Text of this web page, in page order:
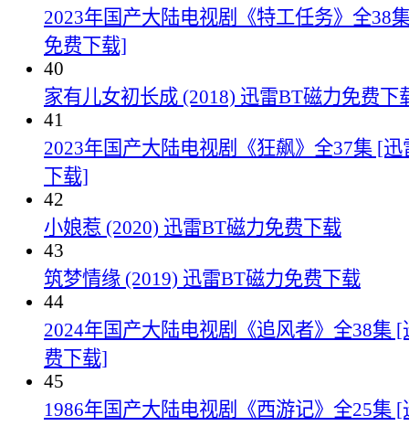
2023年国产大陆电视剧《特工任务》全38
免费下载]
40
家有儿女初长成 (2018) 迅雷BT磁力免费下
41
2023年国产大陆电视剧《狂飙》全37集 [
下载]
42
小娘惹 (2020) 迅雷BT磁力免费下载
43
筑梦情缘 (2019) 迅雷BT磁力免费下载
44
2024年国产大陆电视剧《追风者》全38集
费下载]
45
1986年国产大陆电视剧《西游记》全25集